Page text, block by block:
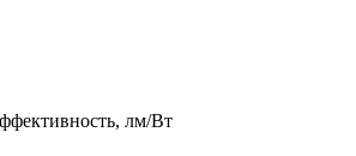
лм/Вт